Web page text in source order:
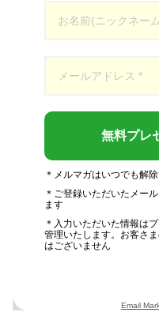
無料プレ
＊メルマガはいつでも解
＊ご登録いただいたメー
ます
＊入力いただいた情報は
管理いたします。お客さ
はございません
Email